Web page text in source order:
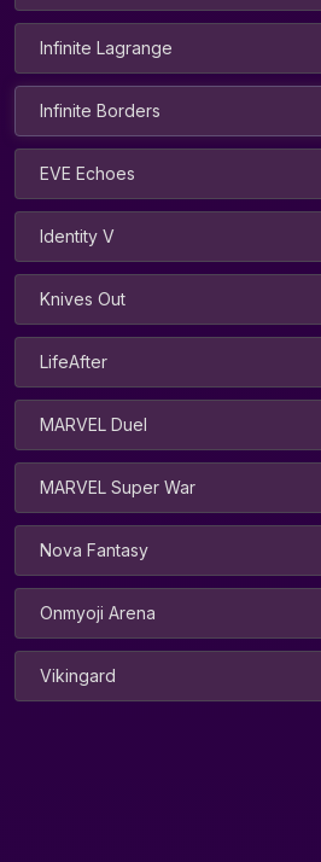
Infinite Lagrange
Infinite Borders
EVE Echoes
Identity V
Knives Out
LifeAfter
MARVEL Duel
MARVEL Super War
Nova Fantasy
Onmyoji Arena
Vikingard